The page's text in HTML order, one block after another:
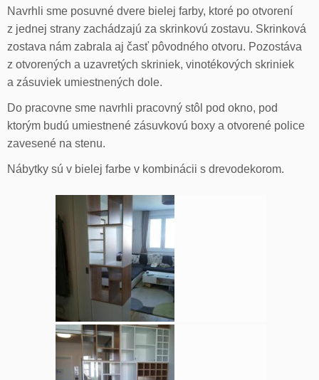
Navrhli sme posuvné dvere bielej farby, ktoré po otvorení
z jednej strany zachádzajú za skrinkovú zostavu. Skrinková
zostava nám zabrala aj časť pôvodného otvoru. Pozostáva
z otvorených a uzavretých skriniek, vinotékových skriniek
a zásuviek umiestnených dole.
Do pracovne sme navrhli pracovný stôl pod okno, pod
ktorým budú umiestnené zásuvkovú boxy a otvorené police
zavesené na stenu.
Nábytky sú v bielej farbe v kombinácii s drevodekorom.